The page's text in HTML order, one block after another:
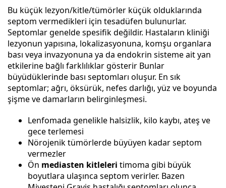
Bu küçük lezyon/kitle/tümörler küçük olduklarında
septom vermedikleri için tesadüfen bulunurlar.
Septomlar genelde spesifik değildir. Hastaların kliniği
lezyonun yapısına, lokalizasyonuna, komşu organlara
bası veya invazyonuna ya da endokrin sisteme ait yan
etkilerine bağlı farklılıklar gösterir Bunlar
büyüdüklerinde bası septomları oluşur. En sık
septomlar; ağrı, öksürük, nefes darlığı, yüz ve boyunda
şişme ve damarların belirginleşmesi.
Lenfomada genelikle halsizlik, kilo kaybı, ateş ve
gece terlemesi
Nörojenik tümörlerde büyüyen kadar septom
vermezler
Ön mediasten kitleleri timoma gibi büyük
boyutlara ulaşınca septom verirler. Bazen